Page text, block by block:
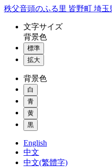
コ
秩父音頭のふる里 皆野町 埼
文字サイズ
背景色
標準
拡大
背景色
白
青
黄
黒
English
中文
中文(繁體字)